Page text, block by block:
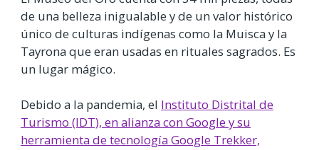
de una belleza inigualable y de un valor histórico
único de culturas indígenas como la Muisca y la
Tayrona que eran usadas en rituales sagrados. Es
un lugar mágico.
Debido a la pandemia, el Instituto Distrital de
Turismo (IDT), en alianza con Google y su
herramienta de tecnología Google Trekker,